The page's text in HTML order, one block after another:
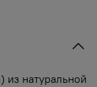
из натуральной